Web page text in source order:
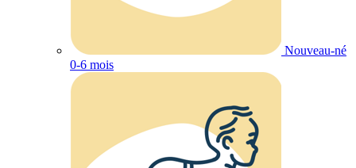
Nouveau-né
0-6 mois